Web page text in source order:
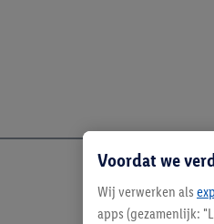
Voordat we
Wij verwerken als
apps (gezamenlijk: